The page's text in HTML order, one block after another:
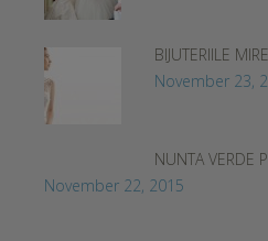
BIJUTERIILE
November 23,
NUNTA VERDE
November 22, 2015